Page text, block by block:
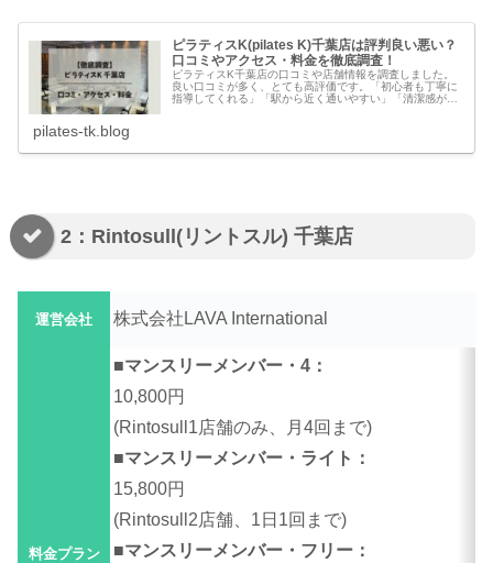
ピラティスK(pilates K)千葉店は評判良い悪い？
口コミやアクセス・料金を徹底調査！
ピラティスK千葉店の口コミや店舗情報を調査しました。
良い口コミが多く、とても高評価です。「初心者も丁寧に
指導してくれる」「駅から近く通いやすい」「清潔感があ
pilates-tk.blog
2：Rintosull(リントスル) 千葉店
運営会社 株式会社LAVA International
料金プラン
■マンスリーメンバー・4：
10,800円
(Rintosull1店舗のみ、月4回まで)
■マンスリーメンバー・ライト：
15,800円
(Rintosull2店舗、1日1回まで)
■マンスリーメンバー・フリー：